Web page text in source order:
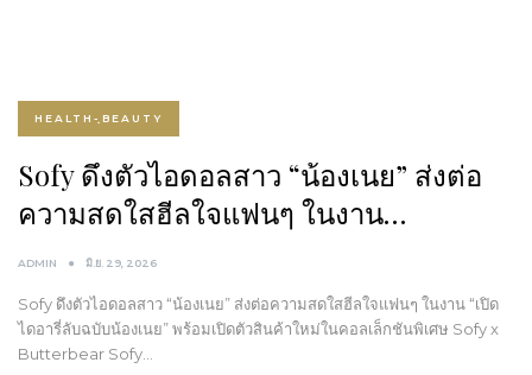
HEALTH-ฺBEAUTY
Sofy ดึงตัวไอดอลสาว “น้องเนย” ส่งต่อ
ความสดใสฮีลใจแฟนๆ ในงาน…
ADMIN มิ.ย. 29, 2026
Sofy ดึงตัวไอดอลสาว “น้องเนย” ส่งต่อความสดใสฮีลใจแฟนๆ ในงาน “เปิด
ไดอารี่ลับฉบับน้องเนย” พร้อมเปิดตัวสินค้าใหม่ในคอลเล็กชันพิเศษ Sofy x
Butterbear Sofy…